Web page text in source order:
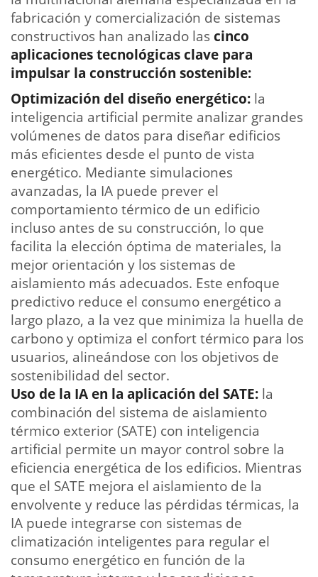
fabricación y comercialización de sistemas
constructivos han analizado lascinco
aplicaciones tecnológicas clave para
impulsar la construcción sostenible:
Optimización del diseño energético: la
inteligencia artificial permite analizar grandes
volúmenes de datos para diseñar edificios
más eficientes desde el punto de vista
energético. Mediante simulaciones
avanzadas, la IA puede prever el
comportamiento térmico de un edificio
incluso antes de su construcción, lo que
facilita la elección óptima de materiales, la
mejor orientación y los sistemas de
aislamiento más adecuados. Este enfoque
predictivo reduce el consumo energético a
largo plazo, a la vez que minimiza la huella de
carbono y optimiza el confort térmico para los
usuarios, alineándose con los objetivos de
sostenibilidad del sector.
Uso de la IA en la aplicación del SATE: la
combinación del sistema de aislamiento
térmico exterior (SATE) con inteligencia
artificial permite un mayor control sobre la
eficiencia energética de los edificios. Mientras
que el SATE mejora el aislamiento de la
envolvente y reduce las pérdidas térmicas, la
IA puede integrarse con sistemas de
climatización inteligentes para regular el
consumo energético en función de la